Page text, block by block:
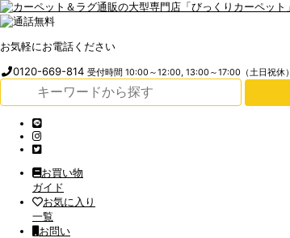
お気軽にお電話ください
0120-669-814受付時間 10:00～12:00, 13:00～17:00（土日祝休）
お買い物
ガイド
お気に入り
一覧
お問い